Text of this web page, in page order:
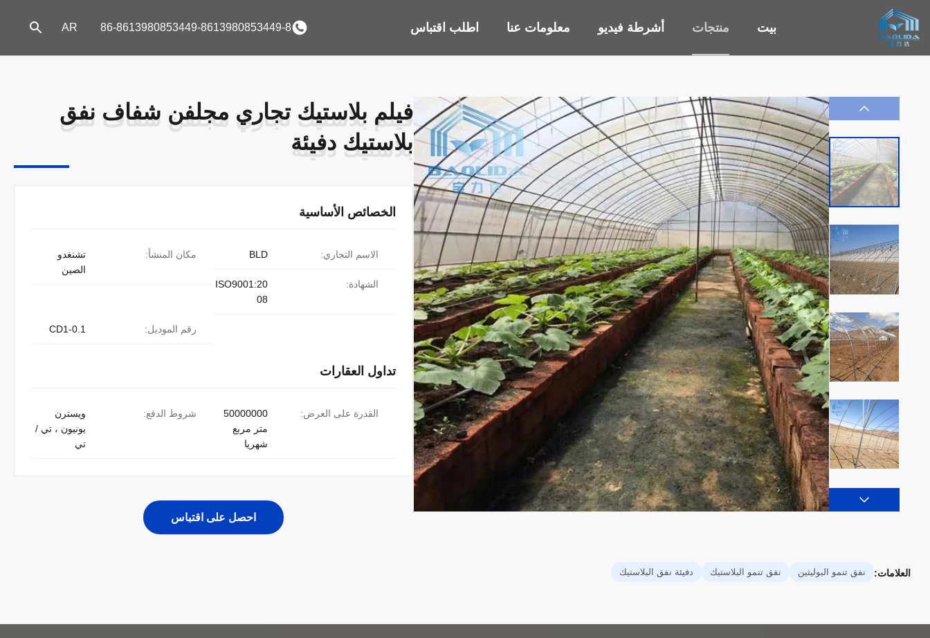
بيت منتجات أشرطة فيديو معلومات عنا اطلب اقتباس 86-8613980853449-8613980853449-8
AR
فيلم بلاستيك تجاري مجلفن شفاف نفق
بلاستيك دفيئة
فيلم بلاستيك تجاري مجلفن شفاف نفق
بلاستيك دفيئة
الخصائص الأساسية
مكان المنشأ:
تشنغدو
الصين
الاسم التجاري: BLD
الشهادة:
ISO9001:20
08
رقم الموديل: CD1-0.1
تداول العقارات
شروط الدفع:
ويسترن
يونيون ، تي /
تي
القدرة على العرض:
50000000
متر مربع
شهريا
احصل على اقتباس
العلامات: نفق تنمو البوليثين نفق تنمو البلاستيك دفيئة نفق البلاستيك